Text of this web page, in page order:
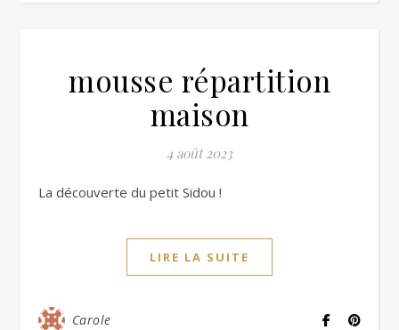
mousse répartition
maison
4 août 2023
La découverte du petit Sidou !
LIRE LA SUITE
Carole